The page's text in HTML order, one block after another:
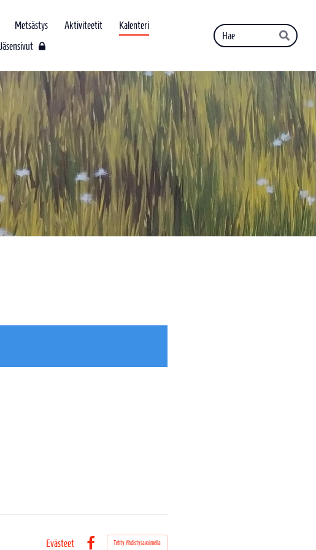
Metsästys Aktiviteetit
Kalenteri
Jäsensivut
Haku
Hae
Evästeet
Tehty Yhdistysavaimella